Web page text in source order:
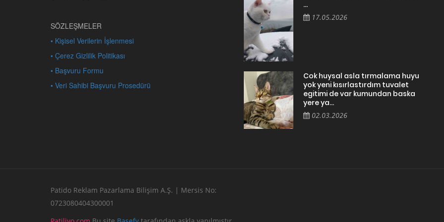
SÖZLEŞMELER
• Kişisel Verilerin İşlenmesi
• Çerez Gizlilik Politikası
• Başvuru Formu
• Veri Sahibi Başvuru Prosedürü
...
17.05.2026
Cok huysal asla tırmalama huyu
yok yeni kısırlastırdım tuvalet
egitimi de var kumundan baska
yere ya...
02.03.2026
Patido Reklam Pazarlama Bilişim A.Ş. | Mersis No:
0723080404300001